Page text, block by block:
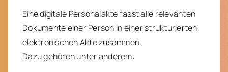
Eine digitale Personalakte fasst alle relevanten
Dokumente einer Person in einer strukturierten,
elektronischen Akte zusammen.
Dazu gehören unter anderem: